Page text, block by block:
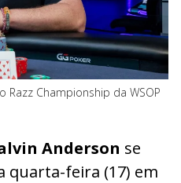
Razz Championship da WSOP
Anderson se
quarta-feira (17) em